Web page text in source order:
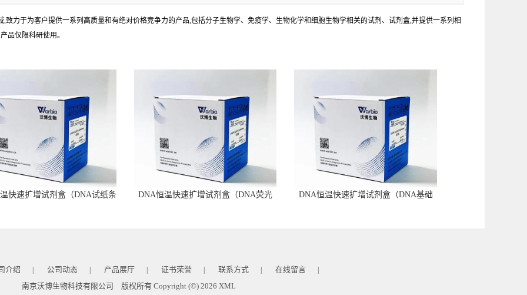
力于为客户提供一系列高质量和有绝对价格竞争力的产品,包括分子生物学、免疫学、生物化学和细胞生物学相关的试剂、试剂盒,并提供一系列相
品仅限科研使用。
快速扩增试剂盒（DNA试纸条
DNA恒温快速扩增试剂盒（DNA荧光
DNA恒温快速扩增试剂盒（DNA基础
介绍 公司动态 产品展厅 证书荣誉 联系方式 在线留言
南京沃博生物科技有限公司 版权所有 Copyright (©) 2026 XML